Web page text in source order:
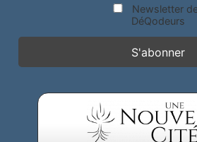
Newsletter
DéQodeurs